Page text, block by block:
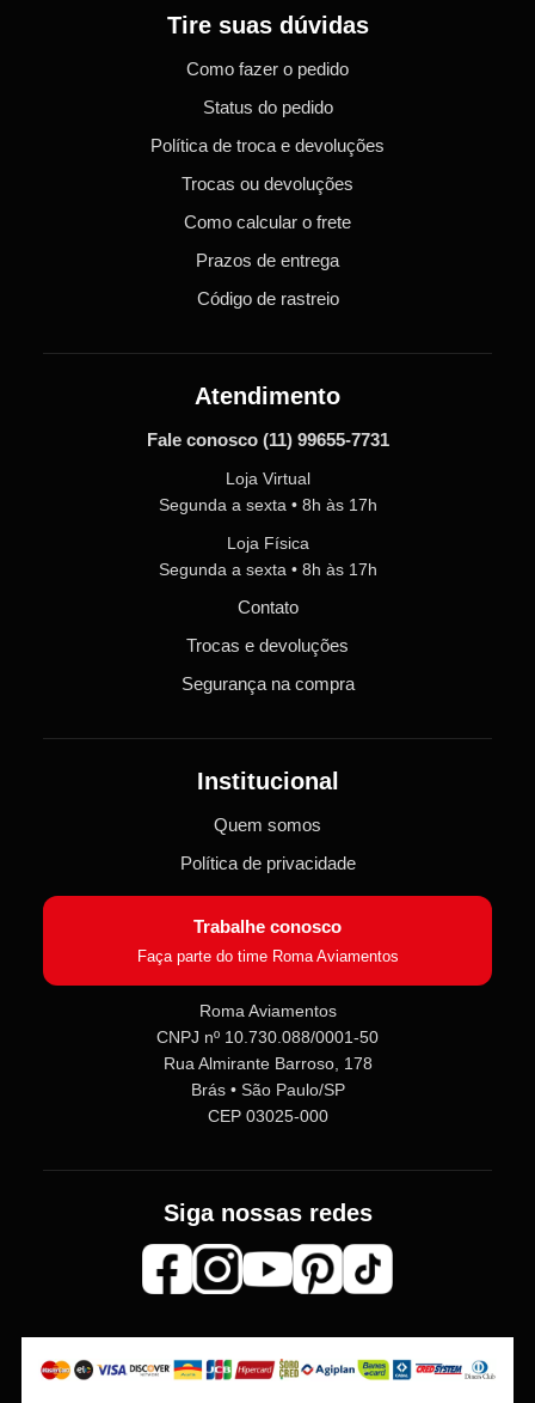
Tire suas dúvidas
Como fazer o pedido
Status do pedido
Política de troca e devoluções
Trocas ou devoluções
Como calcular o frete
Prazos de entrega
Código de rastreio
Atendimento
Fale conosco (11) 99655-7731
Loja Virtual
Segunda a sexta • 8h às 17h
Loja Física
Segunda a sexta • 8h às 17h
Contato
Trocas e devoluções
Segurança na compra
Institucional
Quem somos
Política de privacidade
Trabalhe conosco
Faça parte do time Roma Aviamentos
Roma Aviamentos
CNPJ nº 10.730.088/0001-50
Rua Almirante Barroso, 178
Brás • São Paulo/SP
CEP 03025-000
Siga nossas redes